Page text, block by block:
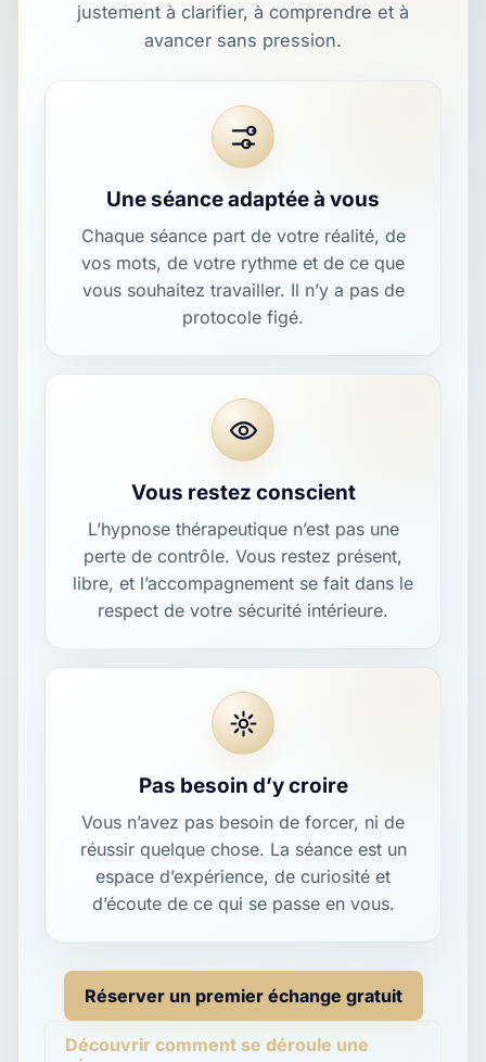
justement à clarifier, à comprendre et à
avancer sans pression.
Une séance adaptée à vous
Chaque séance part de votre réalité, de
vos mots, de votre rythme et de ce que
vous souhaitez travailler. Il n’y a pas de
protocole figé.
Vous restez conscient
L’hypnose thérapeutique n’est pas une
perte de contrôle. Vous restez présent,
libre, et l’accompagnement se fait dans le
respect de votre sécurité intérieure.
Pas besoin d’y croire
Vous n’avez pas besoin de forcer, ni de
réussir quelque chose. La séance est un
espace d’expérience, de curiosité et
d’écoute de ce qui se passe en vous.
Réserver un premier échange gratuit
Découvrir comment se déroule une